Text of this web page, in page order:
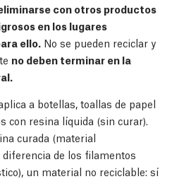
con otros productos
en los lugares
ello. No se pueden reciclar y
no deben terminar en la
a botellas, toallas de papel
con resina líquida (sin curar).
curada (material
diferencia de los filamentos
un material no reciclable: sí